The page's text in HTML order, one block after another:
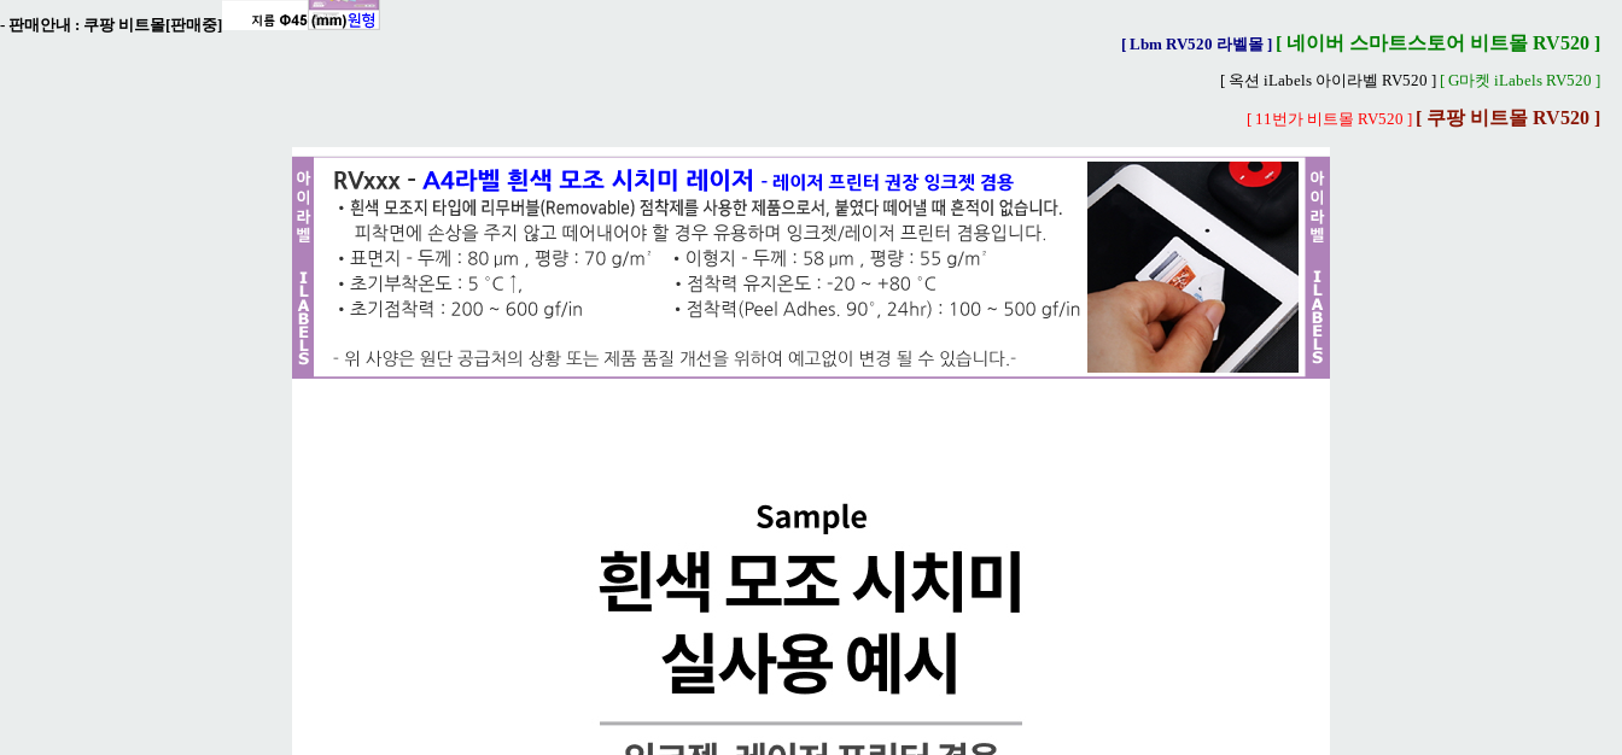
- 판매안내 : 쿠팡 비트몰[판매중]
[ Lbm RV520 라벨몰 ] [ 네이버 스마트스토어 비트몰 RV520 ]
[ 옥션 iLabels 아이라벨 RV520 ] [ G마켓 iLabels RV520 ]
[ 11번가 비트몰 RV520 ] [ 쿠팡 비트몰 RV520 ]